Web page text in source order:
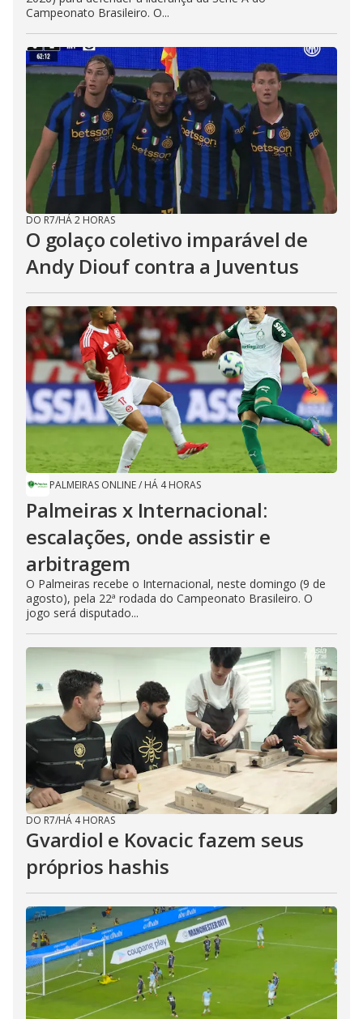
Campeonato Brasileiro. O...
DO R7/HÁ 2 HORAS
O golaço coletivo imparável de
Andy Diouf contra a Juventus
PALMEIRAS ONLINE/ HÁ 4 HORAS
Palmeiras x Internacional:
escalações, onde assistir e
arbitragem
O Palmeiras recebe o Internacional, neste domingo (9 de
agosto), pela 22ª rodada do Campeonato Brasileiro. O
jogo será disputado...
DO R7/HÁ 4 HORAS
Gvardiol e Kovacic fazem seus
próprios hashis